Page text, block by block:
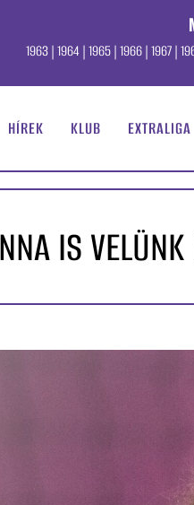
1963 | 1964 | 1965 | 1966 | 1967 |
HÍREK KLUB EXTRALIGA
IS